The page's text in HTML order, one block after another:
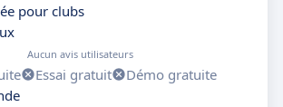
pour clubs
Aucun avis utilisateurs
Essai gratuit
Démo gratuite